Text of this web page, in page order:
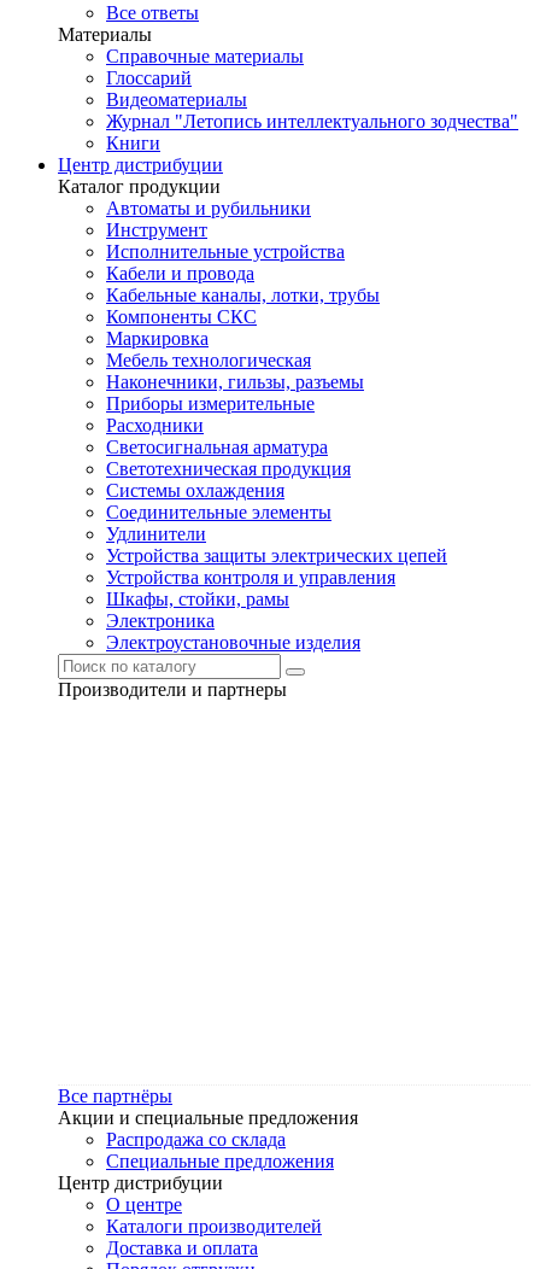
Все ответы
Материалы
Справочные материалы
Глоссарий
Видеоматериалы
Журнал "Летопись интеллектуального зодчества"
Книги
Центр дистрибуции
Каталог продукции
Автоматы и рубильники
Инструмент
Исполнительные устройства
Кабели и провода
Кабельные каналы, лотки, трубы
Компоненты СКС
Маркировка
Мебель технологическая
Наконечники, гильзы, разъемы
Приборы измерительные
Расходники
Светосигнальная арматура
Светотехническая продукция
Системы охлаждения
Соединительные элементы
Удлинители
Устройства защиты электрических цепей
Устройства контроля и управления
Шкафы, стойки, рамы
Электроника
Электроустановочные изделия
Производители и партнеры
Все партнёры
Акции и специальные предложения
Распродажа со склада
Специальные предложения
Центр дистрибуции
О центре
Каталоги производителей
Доставка и оплата